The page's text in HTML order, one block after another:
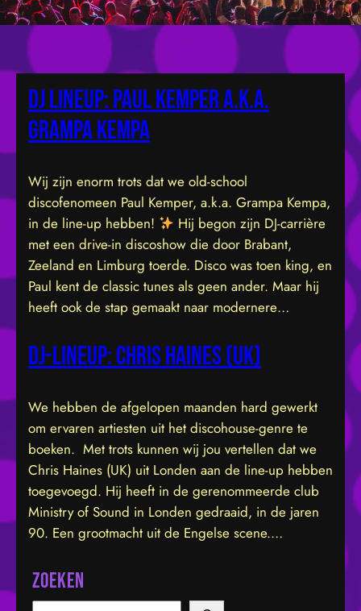
DJ Lineup: Paul Kemper a.k.a.
Grampa Kempa
Wij zijn enorm trots dat we old-school
discofenomeen Paul Kemper, a.k.a. Grampa Kempa,
in de line-up hebben!
Hij begon zijn DJ-carrière
met een drive-in discoshow die door Brabant,
Zeeland en Limburg toerde. Disco was toen king, en
Paul kent de classic tunes als geen ander. Maar hij
heeft ook de stap gemaakt naar modernere…
DJ-Lineup: Chris Haines (UK)
We hebben de afgelopen maanden hard gewerkt
om ervaren artiesten uit het discohouse-genre te
boeken. Met trots kunnen wij jou vertellen dat we
Chris Haines (UK) uit Londen aan de line-up hebben
toegevoegd. Hij heeft in de gerenommeerde club
Ministry of Sound in Londen gedraaid, in de jaren
90. Een grootmacht uit de Engelse scene.…
Zoeken